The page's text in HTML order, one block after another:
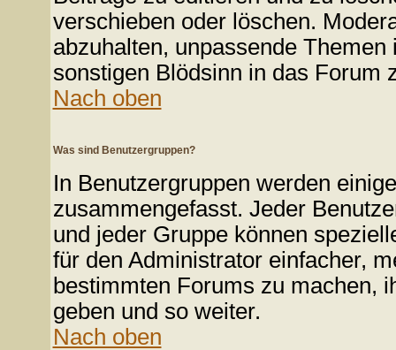
verschieben oder löschen.
abzuhalten, unpassende
sonstigen Blödsinn in das Forum
Nach oben
Was sind Benutzergruppen?
In Benutzergruppen werden
zusammengefasst. Jeder
und jeder Gruppe können
für den Administrator einfacher,
bestimmten Forums zu machen,
geben und so weiter.
Nach oben